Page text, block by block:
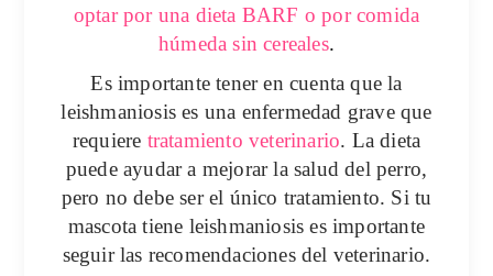
optar por una dieta BARF o por comida
húmeda sin cereales.
Es importante tener en cuenta que la
leishmaniosis es una enfermedad grave que
requiere tratamiento veterinario. La dieta
puede ayudar a mejorar la salud del perro,
pero no debe ser el único tratamiento. Si tu
mascota tiene leishmaniosis es importante
seguir las recomendaciones del veterinario.